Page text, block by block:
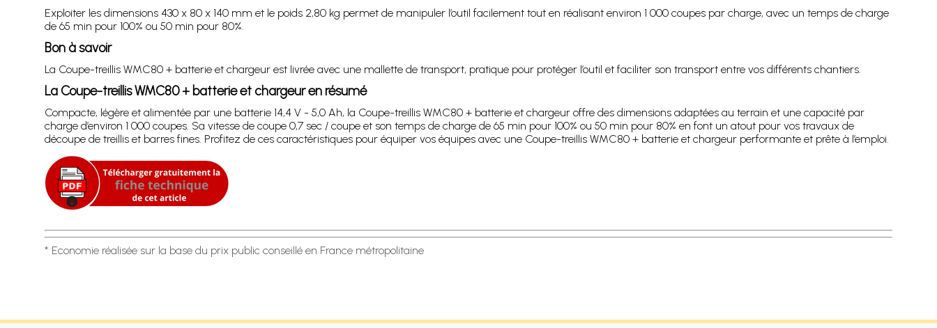
Exploiter les dimensions 430 x 80 x 140 mm et le poids 2,80 kg permet de manipuler l’outil facilement tout en réalisant environ 1 000 coupes par charge, avec un temps de charge
de 65 min pour 100% ou 50 min pour 80%.
Bon à savoir
La Coupe-treillis WMC80 + batterie et chargeur est livrée avec une mallette de transport, pratique pour protéger l’outil et faciliter son transport entre vos différents chantiers.
La Coupe-treillis WMC80 + batterie et chargeur en résumé
Compacte, légère et alimentée par une batterie 14,4 V - 5,0 Ah, la Coupe-treillis WMC80 + batterie et chargeur offre des dimensions adaptées au terrain et une capacité par
charge d’environ 1 000 coupes. Sa vitesse de coupe 0,7 sec / coupe et son temps de charge de 65 min pour 100% ou 50 min pour 80% en font un atout pour vos travaux de
découpe de treillis et barres fines. Profitez de ces caractéristiques pour équiper vos équipes avec une Coupe-treillis WMC80 + batterie et chargeur performante et prête à l’emploi.
* Economie réalisée sur la base du prix public conseillé en France métropolitaine